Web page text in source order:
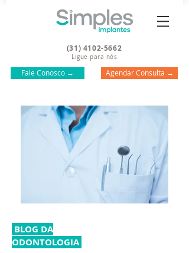
(31) 4102-5662
Ligue para nós
Fale Conosco → Agendar Consulta →
BLOG DA
ODONTOLOGIA